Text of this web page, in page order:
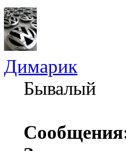
Димарик
Бывалый